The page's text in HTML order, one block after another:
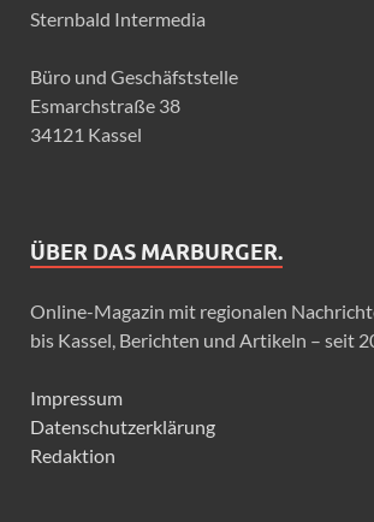
Sternbald Intermedia
Büro und Geschäfststelle
Esmarchstraße 38
34121 Kassel
ÜBER DAS MARBURGER.
Online-Magazin mit regionalen
bis Kassel, Berichten und Artikeln – seit
Impressum
Datenschutzerklärung
Redaktion